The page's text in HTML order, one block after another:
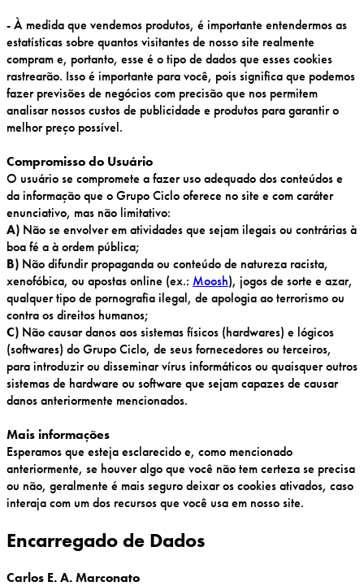
- À medida que vendemos produtos, é importante entendermos as
estatísticas sobre quantos visitantes de nosso site realmente
compram e, portanto, esse é o tipo de dados que esses cookies
rastrearão. Isso é importante para você, pois significa que podemos
fazer previsões de negócios com precisão que nos permitem
analisar nossos custos de publicidade e produtos para garantir o
melhor preço possível.
Compromisso do Usuário
O usuário se compromete a fazer uso adequado dos conteúdos e
da informação que o Grupo Ciclo oferece no site e com caráter
enunciativo, mas não limitativo:
A) Não se envolver em atividades que sejam ilegais ou contrárias à
boa fé a à ordem pública;
B) Não difundir propaganda ou conteúdo de natureza racista,
xenofóbica, ou apostas online (ex.: Moosh), jogos de sorte e azar,
qualquer tipo de pornografia ilegal, de apologia ao terrorismo ou
contra os direitos humanos;
C) Não causar danos aos sistemas físicos (hardwares) e lógicos
(softwares) do Grupo Ciclo, de seus fornecedores ou terceiros,
para introduzir ou disseminar vírus informáticos ou quaisquer outros
sistemas de hardware ou software que sejam capazes de causar
danos anteriormente mencionados.
Mais informações
Esperamos que esteja esclarecido e, como mencionado
anteriormente, se houver algo que você não tem certeza se precisa
ou não, geralmente é mais seguro deixar os cookies ativados, caso
interaja com um dos recursos que você usa em nosso site.
Encarregado de Dados
Carlos E. A. Marconato